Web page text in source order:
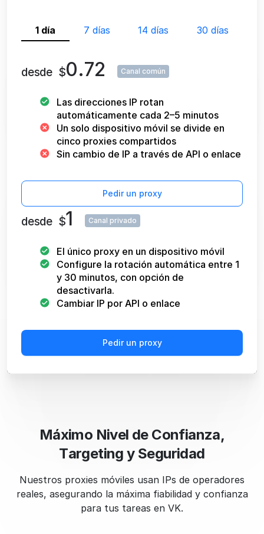
1 día 7 días 14 días 30 días
desde $0.72 Canal común
Las direcciones IP rotan
automáticamente cada 2–5 minutos
Un solo dispositivo móvil se divide en
cinco proxies compartidos
Sin cambio de IP a través de API o enlace
Pedir un proxy
desde $1 Canal privado
El único proxy en un dispositivo móvil
Configure la rotación automática entre 1
y 30 minutos, con opción de
desactivarla.
Cambiar IP por API o enlace
Pedir un proxy
Máximo Nivel de Confianza,
Targeting y Seguridad
Nuestros proxies móviles usan IPs de operadores
reales, asegurando la máxima fiabilidad y confianza
para tus tareas en VK.